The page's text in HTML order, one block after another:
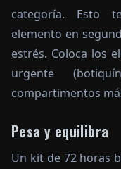
categoría. Esto
elemento en
estrés. Coloca los
urgente
compartimentos
Pesa y equilibra
Un kit de 72 horas